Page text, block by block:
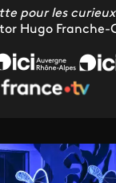
pour les curieux
Hugo Franche-